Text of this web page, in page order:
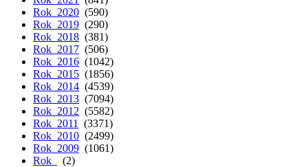
Rok 2020 (590)
Rok 2019 (290)
Rok 2018 (381)
Rok 2017 (506)
Rok 2016 (1042)
Rok 2015 (1856)
Rok 2014 (4539)
Rok 2013 (7094)
Rok 2012 (5582)
Rok 2011
(3371)
Rok 2010 (2499)
Rok 2009 (1061)
Rok
(2)